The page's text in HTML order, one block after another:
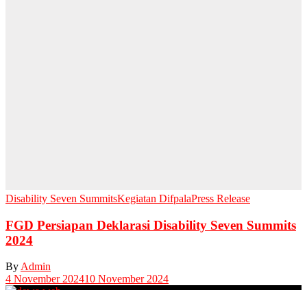
Disability Seven SummitsKegiatan DifpalaPress Release
FGD Persiapan Deklarasi Disability Seven Summits
2024
By Admin
4 November 202410 November 2024